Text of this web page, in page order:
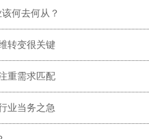
何去何从？
转变很关键
重需求匹配
业当务之急